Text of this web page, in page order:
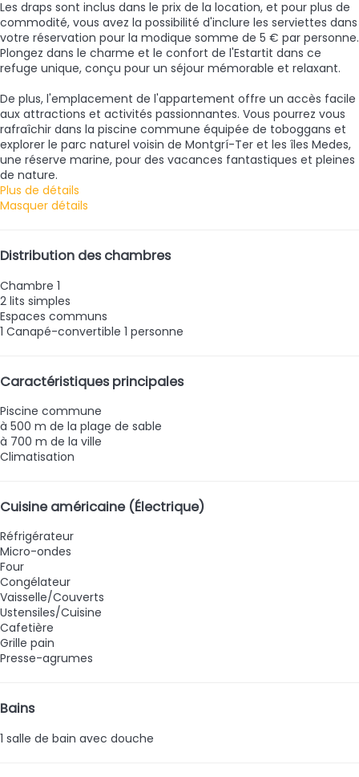
Les draps sont inclus dans le prix de la location, et pour plus de
commodité, vous avez la possibilité d'inclure les serviettes dans
votre réservation pour la modique somme de 5 € par personne.
Plongez dans le charme et le confort de l'Estartit dans ce
refuge unique, conçu pour un séjour mémorable et relaxant.
De plus, l'emplacement de l'appartement offre un accès facile
aux attractions et activités passionnantes. Vous pourrez vous
rafraîchir dans la piscine commune équipée de toboggans et
explorer le parc naturel voisin de Montgrí-Ter et les îles Medes,
une réserve marine, pour des vacances fantastiques et pleines
de nature.
Plus de détails
Masquer détails
Distribution des chambres
Chambre 1
2 lits simples
Espaces communs
1 Canapé-convertible 1 personne
Caractéristiques principales
Piscine commune
à 500 m de la plage de sable
à 700 m de la ville
Climatisation
Cuisine américaine (Électrique)
Réfrigérateur
Micro-ondes
Four
Congélateur
Vaisselle/Couverts
Ustensiles/Cuisine
Cafetière
Grille pain
Presse-agrumes
Bains
1 salle de bain avec douche